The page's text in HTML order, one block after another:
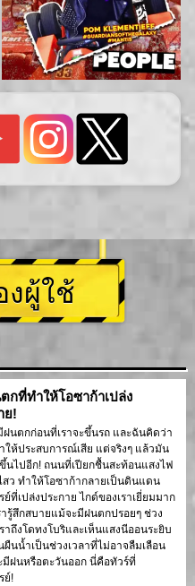
งผู้ใช้
กที่ทำให้โอซาก้าเปล่ง
ย!
ฝนตกก่อนที่เราจะขึ้นรถ และฉันคิดว่า
ให้ประสบการณ์เสีย แต่จริงๆ แล้วมัน
นไปอีก! ถนนที่เปียกชื้นสะท้อนแสงไฟ
สว ทำให้โอซาก้ากลายเป็นดินแดน
ที่เปล่งประกาย ไกด์ของเราเยี่ยมมาก
ารู้สึกสบายแม้จะมีฝนตกปรอยๆ ช่วง
ราถึงโดทงโบริและเห็นแสงนีออนระยิบ
ผืนน้ำเป็นช่วงเวลาที่ไม่อาจลืมเลือน
มีฝนหรือตะวันออก นี่คือทัวร์ที่
ย์!